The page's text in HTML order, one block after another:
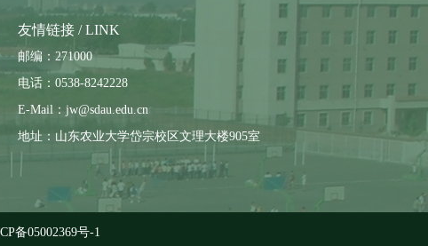
友情链接 / LINK
邮编：271000
电话：0538-8242228
E-Mail：jw@sdau.edu.cn
地址：山东农业大学岱宗校区文理大楼905室
备05002369号-1